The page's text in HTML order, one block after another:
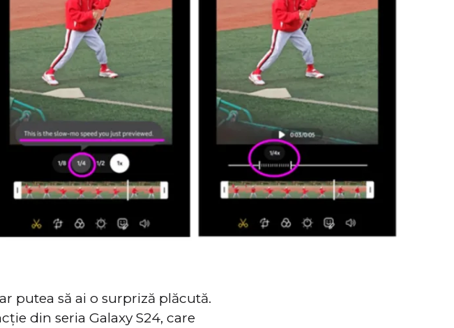
putea să ai o surpriză plăcută.
din seria Galaxy S24, care